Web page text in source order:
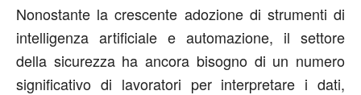
Nonostante la crescente adozione di strumenti di
intelligenza artificiale e automazione, il settore
della sicurezza ha ancora bisogno di un numero
significativo di lavoratori per interpretare i dati,